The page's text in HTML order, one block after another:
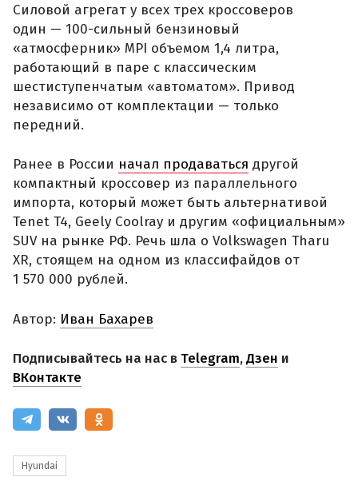
Силовой агрегат у всех трех кроссоверов
один — 100-сильный бензиновый
«атмосферник» MPI объемом 1,4 литра,
работающий в паре с классическим
шестиступенчатым «автоматом». Привод
независимо от комплектации — только
передний.
Ранее в России начал продаваться другой
компактный кроссовер из параллельного
импорта, который может быть альтернативой
Tenet T4, Geely Coolray и другим «официальным»
SUV на рынке РФ. Речь шла о Volkswagen Tharu
XR, стоящем на одном из классифайдов от
1 570 000 рублей.
Автор: Иван Бахарев
Подписывайтесь на нас в Telegram,Дзен и
ВКонтакте
Hyundai